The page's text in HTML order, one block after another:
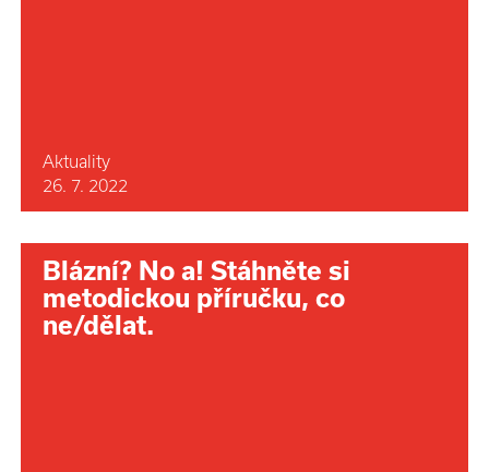
Aktuality
26. 7. 2022
Blázní? No a! Stáhněte si
metodickou příručku, co
ne/dělat.